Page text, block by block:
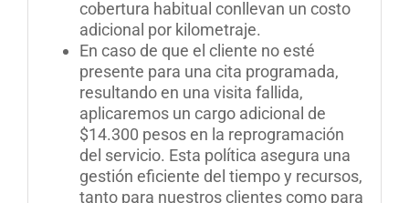
cobertura habitual conllevan un costo
adicional por kilometraje.
En caso de que el cliente no esté
presente para una cita programada,
resultando en una visita fallida,
aplicaremos un cargo adicional de
$14.300 pesos en la reprogramación
del servicio. Esta política asegura una
gestión eficiente del tiempo y recursos,
tanto para nuestros clientes como para